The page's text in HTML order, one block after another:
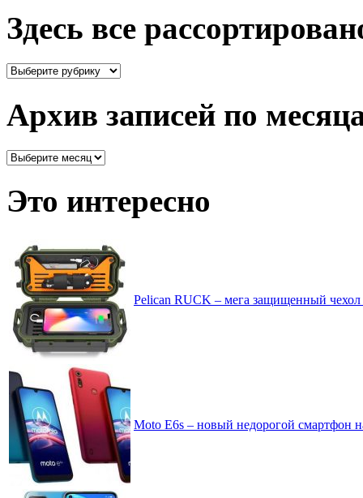
Здесь все
Здесь
Архив записей по
Архив
месяцам
Это интересно
Pelican RUCK – мега защищенный чехол
Moto E6s – новый недорогой смартфон